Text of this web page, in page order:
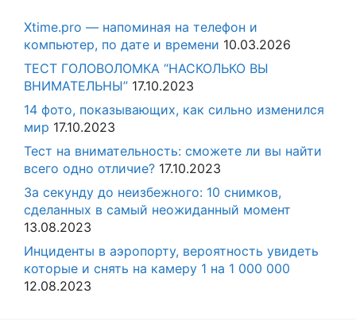
Xtime.pro — напоминая на телефон и
компьютер, по дате и времени 10.03.2026
ТЕСТ ГОЛОВОЛОМКА “НАСКОЛЬКО ВЫ
ВНИМАТЕЛЬНЫ” 17.10.2023
14 фото, показывающих, как сильно изменился
мир 17.10.2023
Тест на внимательность: сможете ли вы найти
всего одно отличие? 17.10.2023
За секунду до неизбежного: 10 снимков,
сделанных в самый неожиданный момент
13.08.2023
Инциденты в аэропорту, вероятность увидеть
которые и снять на камеру 1 на 1 000 000
12.08.2023